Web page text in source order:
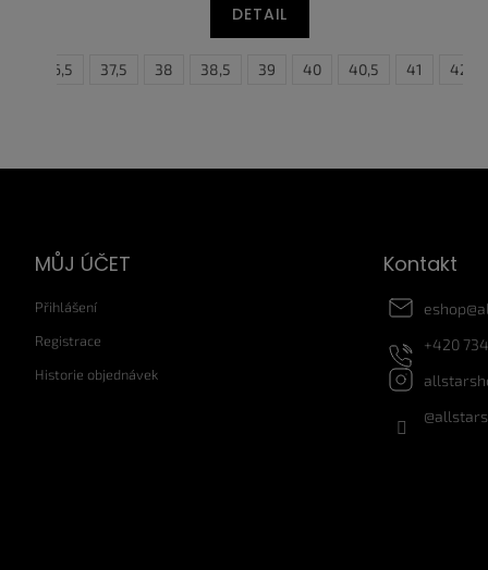
DETAIL
36,5 37,5 38 38,5 39 40 40,5 41 42
Z
MŮJ ÚČET
Přihlášení
Registrace
Historie objednávek
Kontakt
eshop@
+420